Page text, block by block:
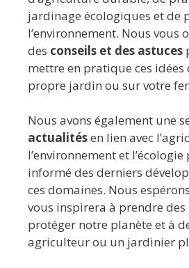
jardinage écologiques et de
l’environnement. Nous vous
des conseils et des astuces
mettre en pratique ces idées
propre jardin ou sur votre
Nous avons également une
actualitésen lien avec
l’environnement et
informé des derniers
ces domaines. Nous
vous inspirera à prendre
protéger notre planète et à
agriculteur ou un jardinier